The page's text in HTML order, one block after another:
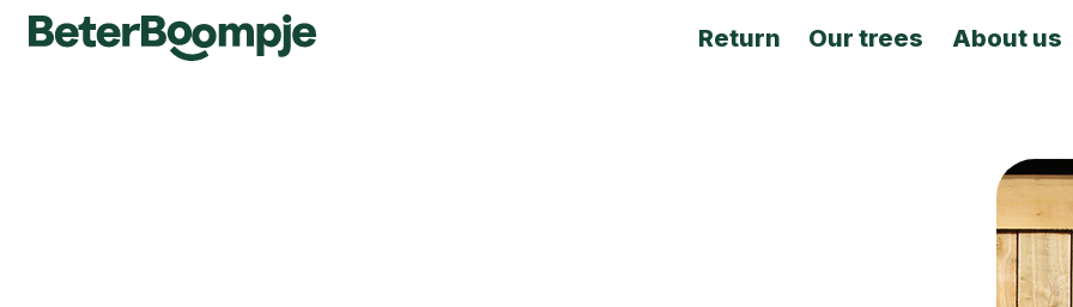
Return Our trees About us